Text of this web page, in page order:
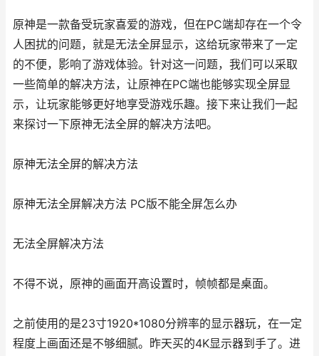
原神是一款备受玩家喜爱的游戏，但在PC端却存在一个令
人困扰的问题，就是无法全屏显示，这给玩家带来了一定
的不便，影响了游戏体验。针对这一问题，我们可以采取
一些简单的解决方法，让原神在PC端也能够实现全屏显
示，让玩家能够更好地享受游戏乐趣。接下来让我们一起
来探讨一下原神无法全屏的解决方法吧。
原神无法全屏的解决方法
原神无法全屏解决方法 PC版不能全屏怎么办
无法全屏解决方法
不得不说，原神的画面开高设置时，帧帧都是桌面。
之前使用的是23寸1920*1080分辨率的显示器玩，在一定
程度上画面还是不够细腻。昨天买的4K显示器到手了。进